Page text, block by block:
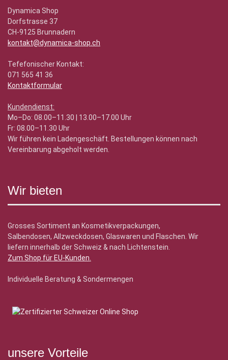
Dynamica Shop
Dorfstrasse 37
CH-9125 Brunnadern
kontakt@dynamica-shop.ch
Tefefonischer Kontakt:
071 565 41 36
Kontaktformular
Kundendienst:
Mo–Do: 08.00–11.30 | 13.00–17.00 Uhr
Fr: 08.00–11.30 Uhr
Wir führen kein Ladengeschäft. Bestellungen können nach
Vereinbarung abgeholt werden.
Wir bieten
Grosses Sortiment an Kosmetikverpackungen,
Salbendosen, Allzweckdosen, Glaswaren und Flaschen. Wir
liefern innerhalb der Schweiz & nach Lichtenstein.
Zum Shop für EU-Kunden.
Individuelle Beratung & Sondermengen
unsere Vorteile